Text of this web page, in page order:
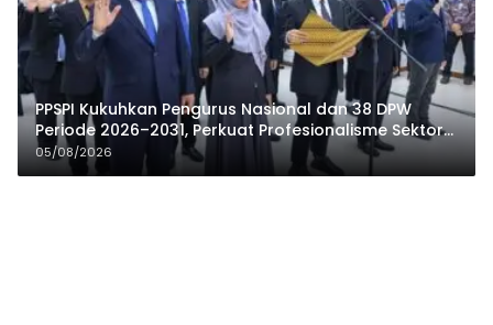
PPSPI Kukuhkan Pengurus Nasional dan 38 DPW
Periode 2026–2031, Perkuat Profesionalisme Sektor
Publik
05/08/2026